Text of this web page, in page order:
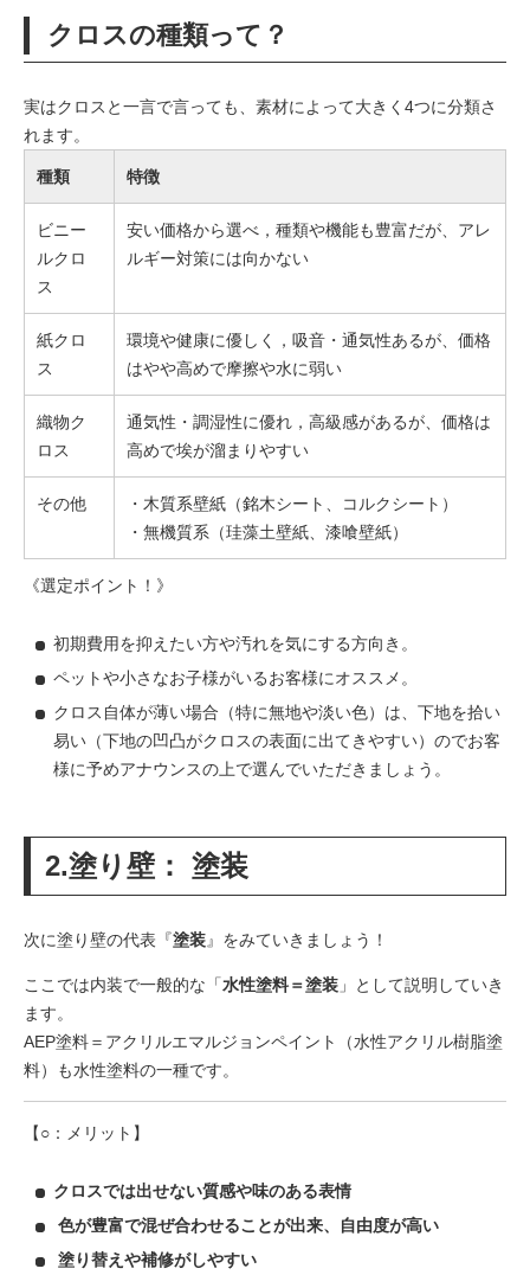
クロスの種類って？
実はクロスと一言で言っても、素材によって大きく4つに分類さ
れます。
種類 特徴
ビニー
ルクロ
ス
安い価格から選べ，種類や機能も豊富だが、アレ
ルギー対策には向かない
紙クロ
ス
環境や健康に優しく，吸音・通気性あるが、価格
はやや高めで摩擦や水に弱い
織物ク
ロス
通気性・調湿性に優れ，高級感があるが、価格は
高めで埃が溜まりやすい
その他
・木質系壁紙（銘木シート、コルクシート）
・無機質系（珪藻土壁紙、漆喰壁紙）
《選定ポイント！》
初期費用を抑えたい方や汚れを気にする方向き。
ペットや小さなお子様がいるお客様にオススメ。
クロス自体が薄い場合（特に無地や淡い色）は、下地を拾い
易い（下地の凹凸がクロスの表面に出てきやすい）のでお客
様に予めアナウンスの上で選んでいただきましょう。
2.塗り壁： 塗装
次に塗り壁の代表『塗装』をみていきましょう！
ここでは内装で一般的な「水性塗料＝塗装 」として説明していき
ます。
AEP塗料＝アクリルエマルジョンペイント（水性アクリル樹脂塗
料）も水性塗料の一種です。
【○：メリット】
クロスでは出せない質感や味のある表情
色が豊富で混ぜ合わせることが出来、自由度が高い
塗り替えや補修がしやすい